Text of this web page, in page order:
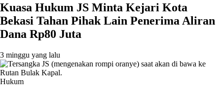
Kuasa Hukum JS Minta Kejari Kota
Bekasi Tahan Pihak Lain Penerima Aliran
Dana Rp80 Juta
3 minggu yang lalu
Hukum